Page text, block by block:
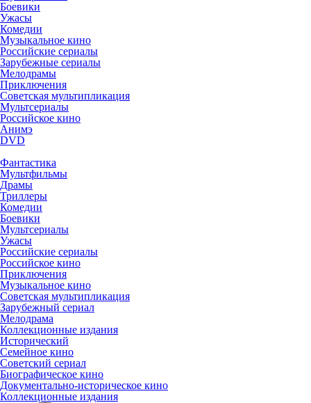
Боевики
Ужасы
Комедии
Музыкальное кино
Российские сериалы
Зарубежные сериалы
Мелодрамы
Приключения
Советская мультипликация
Мультсериалы
Российское кино
Анимэ
DVD
Фантастика
Мультфильмы
Драмы
Триллеры
Комедии
Боевики
Мультсериалы
Ужасы
Российские сериалы
Российское кино
Приключения
Музыкальное кино
Советская мультипликация
Зарубежный сериал
Мелодрама
Коллекционные издания
Исторический
Семейное кино
Советский сериал
Биографическое кино
Документально-историческое кино
Коллекционные издания